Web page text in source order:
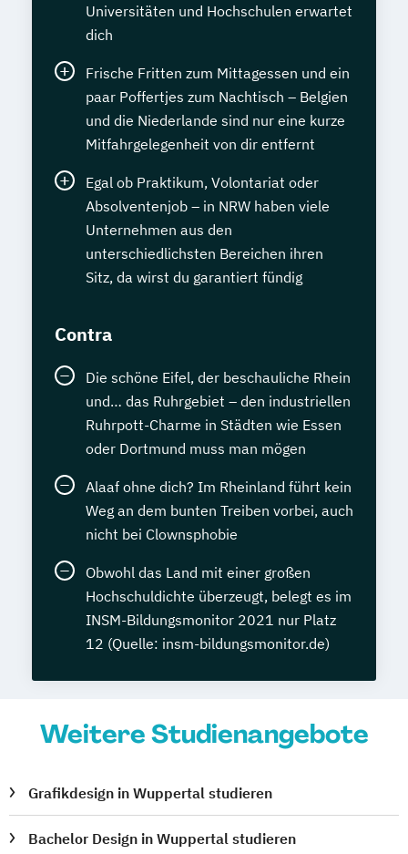
Universitäten und Hochschulen erwartet
dich
Frische Fritten zum Mittagessen und ein
paar Poffertjes zum Nachtisch – Belgien
und die Niederlande sind nur eine kurze
Mitfahrgelegenheit von dir entfernt
Egal ob Praktikum, Volontariat oder
Absolventenjob – in NRW haben viele
Unternehmen aus den
unterschiedlichsten Bereichen ihren
Sitz, da wirst du garantiert fündig
Contra
Die schöne Eifel, der beschauliche Rhein
und… das Ruhrgebiet – den industriellen
Ruhrpott-Charme in Städten wie Essen
oder Dortmund muss man mögen
Alaaf ohne dich? Im Rheinland führt kein
Weg an dem bunten Treiben vorbei, auch
nicht bei Clownsphobie
Obwohl das Land mit einer großen
Hochschuldichte überzeugt, belegt es im
INSM-Bildungsmonitor 2021 nur Platz
12 (Quelle: insm-bildungsmonitor.de)
Weitere Studienangebote
Grafikdesign in Wuppertal studieren
Bachelor Design in Wuppertal studieren